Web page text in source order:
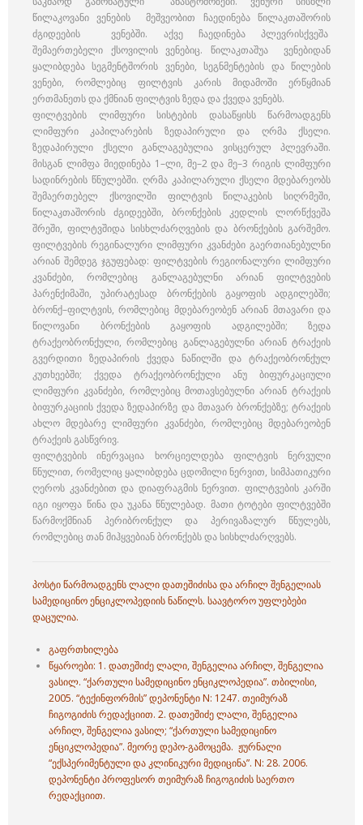
წილაკოვანი ვენების მეშვეობით ჩაედინება წილაკთაშორის
ძგიდეების ვენებში. აქვე ჩაედინება პლევრისქვეშა
შემაერთებელი ქსოვილის ვენებიც. წილაკთაშუა ვენებიდან
ყალიბდება სეგმენტშორის ვენები, სეგნმენტების და წილების
ვენები, რომლებიც ფილტვის კარის მიდამოში ერწყმიან
ერთმანეთს და ქმნიან ფილტვის ზედა და ქვედა ვენებს.
ფილტვების ლიმფური სისტების დასაწყისს წარმოადგენს
ლიმფური კაპილარების ზედაპირული და ღრმა ქსელი.
ზედაპირული ქსელი განლაგებულია ვისცერულ პლევრაში.
მისგან ლიმფა მიედინება 1–ლი, მე–2 და მე–3 რიგის ლიმფური
სადინრების წნულებში. ღრმა კაპილარული ქსელი მდებარეობს
შემაერთებელ ქსოვილში ფილტვის წილაკების სიღრმეში,
წილაკთაშორის ძგიდეებში, ბრონქების კედლის ლორწქვეშა
შრეში, ფილტვშიდა სისხლძარღვების და ბრონქების გარშემო.
ფილტვების რეგინალური ლიმფური კვანძები გაერთიანებულნი
არიან შემდეგ ჯგუფებად: ფილტვების რეგიონალური ლიმფური
კვანძები, რომლებიც განლაგებულნი არიან ფილტვების
პარენქიმაში, უპირატესად ბრონქების გაყოფის ადგილებში;
ბრონქ–ფილტვის, რომლებიც მდებარეობენ არიან მთავარი და
წილოვანი ბრონქების გაყოფის ადგილებში; ზედა
ტრაქეობრონქული, რომლებიც განლაგებულნი არიან ტრაქეის
გვერდითი ზედაპირის ქვედა ნაწილში და ტრაქეობრონქულ
კუთხეებში; ქვედა ტრაქეობრონქული ანუ ბიფურკაციული
ლიმფური კვანძები, რომლებიც მოთავსებულნი არიან ტრაქეის
ბიფურკაციის ქვედა ზედაპირზე და მთავარ ბრონქებზე; ტრაქეის
ახლო მდებარე ლიმფური კვანძები, რომლებიც მდებარეობენ
ტრაქეის გასწვრივ.
ფილტვების ინერვაცია ხორციელდება ფილტვის ნერვული
წნულით, რომელიც ყალიბდება ცდომილი ნერვით, სიმპათიკური
ღეროს კვანძებით და დიაფრაგმის ნერვით. ფილტვების კარში
იგი იყოფა წინა და უკანა წნულებად. მათი ტოტები ფილტვებში
წარმოქმნიან პერიბრონქულ და პერივაზალურ წნულებს,
რომლებიც თან მიჰყვებიან ბრონქებს და სისხლძარღვებს.
პოსტი წარმოადგენს ლალი დათეშიძისა და არჩილ შენგელიას
სამედიცინო ენციკლოპედიის ნაწილს. საავტორო უფლებები
დაცულია.
გაფრთხილება
წყაროები: 1. დათეშიძე ლალი,შენგელია არჩილ,შენგელია
ვასილ. “ქართული სამედიცინო ენციკლოპედია”. თბილისი,
2005. “ტექინფორმის” დეპონენტი N: 1247. თეიმურაზ
ჩიგოგიძის რედაქციით. 2. დათეშიძე ლალი,შენგელია
არჩილ,შენგელია ვასილ; “ქართული სამედიცინო
ენციკლოპედია”. მეორე დეპო-გამოცემა. ჟურნალი
“ექსპერიმენტული და კლინიკური მედიცინა”. N: 28. 2006.
დეპონენტი პროფესორ თეიმურაზ ჩიგოგიძის საერთო
რედაქციით.